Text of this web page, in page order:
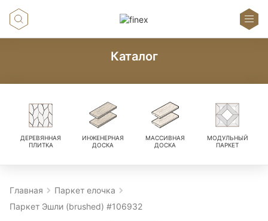
Каталог
ДЕРЕВЯННАЯ
ПЛИТКА
ИНЖЕНЕРНАЯ
ДОСКА
МАССИВНАЯ
ДОСКА
МОДУЛЬНЫЙ
ПАРКЕТ
Главная
Паркет елочка
Паркет Эшли (brushed) #106932